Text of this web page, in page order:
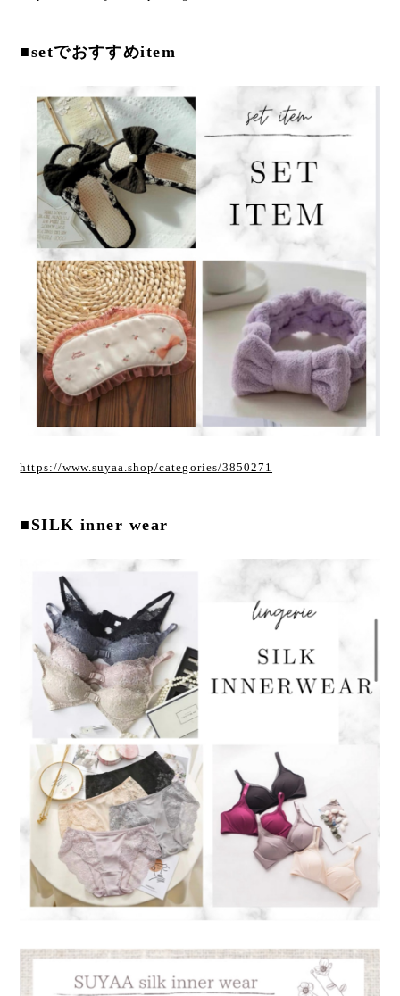
■setでおすすめitem
https://www.suyaa.shop/categories/3850271
■SILK inner wear